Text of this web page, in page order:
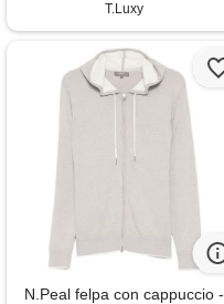
T.Luxy
N.Peal felpa con cappuccio -